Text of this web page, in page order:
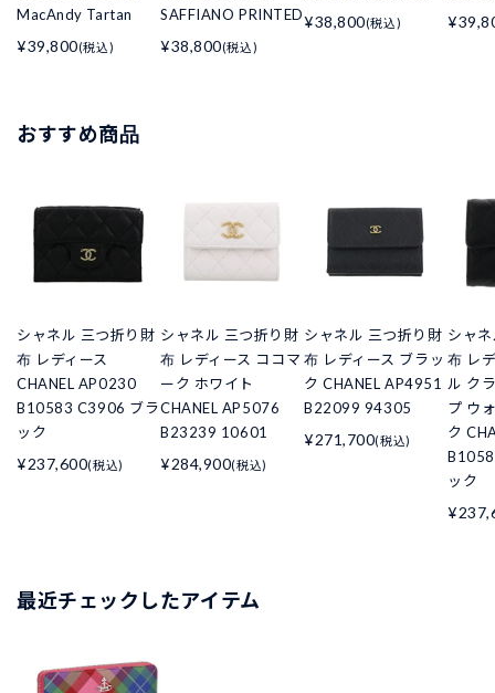
MacAndy Tartan
¥39,800(税込)
SAFFIANO PRINTED
¥38,800(税込)
¥38,800(税込)
おすすめ商品
シャネル 三つ折り財
布 レディース
CHANEL AP0230
B10583 C3906 ブラ
ック
¥237,600(税込)
シャネル 三つ折り財
布 レディース ココマ
ーク ホワイト
CHANEL AP5076
B23239 10601
¥284,900(税込)
シャネル 三つ折り財
布 レディース ブラッ
ク CHANEL AP4951
B22099 94305
¥271,700(税込)
シャ
布 レ
ル ク
プ ウ
ク
ック
最近チェックしたアイテム